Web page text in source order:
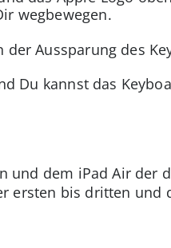
wegbewegen.
Aussparung des
Du kannst das
dem iPad Air der
ersten bis dritten und